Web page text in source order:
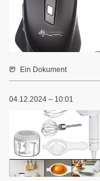
Ein Dokument
04.12.2024 – 10:01